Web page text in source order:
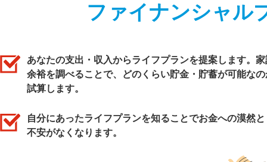
ファイナンシャル
あなたの支出・収入からライフプランを提案します。
余裕を調べることで、どのくらい貯金・貯蓄が可能な
試算します。
自分にあったライフプランを知ることでお金への漠然
不安がなくなります。